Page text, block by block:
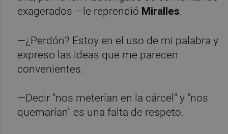
exagerados —le reprendió Miralles.
—¿Perdón? Estoy en el uso de mi palabra y
expreso las ideas que me parecen
convenientes.
—Decir "nos meterían en la cárcel" y "nos
quemarían" es una falta de respeto.